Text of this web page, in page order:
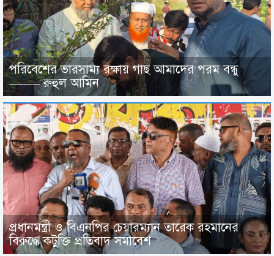
পরিবেশের ভারসাম্য রক্ষায় গাছ আমাদের পরম বন্ধু
——– রুহুল আমিন
প্রধানমন্ত্রী ও বিএনপির চেয়ারম্যান তারেক রহমানের
বিরুদ্ধে কটুক্তি প্রতিবাদ সমাবেশ